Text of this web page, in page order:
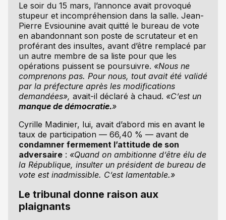
Le soir du 15 mars, l’annonce avait provoqué
stupeur et incompréhension dans la salle. Jean-
Pierre Evsiounine avait quitté le bureau de vote
en abandonnant son poste de scrutateur et en
proférant des insultes, avant d’être remplacé par
un autre membre de sa liste pour que les
opérations puissent se poursuivre. «Nous ne
comprenons pas. Pour nous, tout avait été validé
par la préfecture après les modifications
demandées», avait-il déclaré à chaud. «C’est un
manque de démocratie.»
Cyrille Madinier, lui, avait d’abord mis en avant le
taux de participation — 66,40 % — avant de
condamner fermement l’attitude de son
adversaire: «Quand on ambitionne d’être élu de
la République, insulter un président de bureau de
vote est inadmissible. C’est lamentable.»
Le tribunal donne raison aux
plaignants